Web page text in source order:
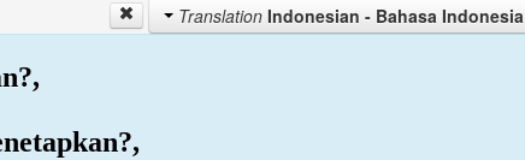
Indonesian - Bahasa Indonesia